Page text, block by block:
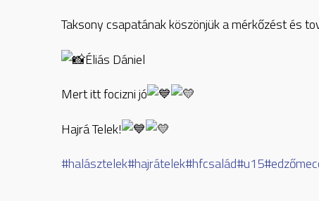
Taksony csapatának köszönjük a mérkőzést és
Éliás Dániel
Mert itt focizni jó
Hajrá Telek!
#halásztelek#hajrátelek#hfcsalád#u15